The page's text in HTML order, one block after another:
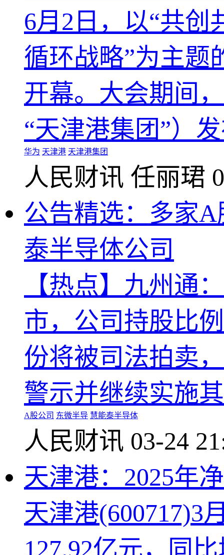
6月2日，以“共
循环战略”为主题
开幕。大会期间
“天津港集团”）
华为 天津港 天津港集团
人民财讯 任丽珺
公告精选：多家
泰半导体公司
【热点】九州通
市，公司持股比
份将被司法拍卖
警示并继续实施
A股公司 东微半导 慧能泰半导体
人民财讯 03-24
天津港：2025年
天津港(600717)3
127.92亿元，同